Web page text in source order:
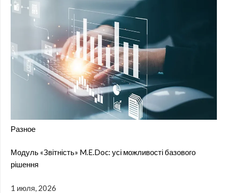
Разное
Модуль «Звітність» M.E.Doc: усі можливості базового
рішення
1 июля, 2026